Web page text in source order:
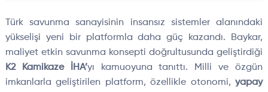
Türk savunma sanayisinin insansız sistemler alanındaki
yükselişi yeni bir platformla daha güç kazandı. Baykar,
maliyet etkin savunma konsepti doğrultusunda geliştirdiği
K2 Kamikaze İHA’yı kamuoyuna tanıttı. Milli ve özgün
imkanlarla geliştirilen platform, özellikle otonomi,yapay